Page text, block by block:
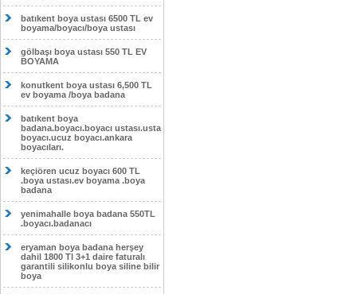
batıkent boya ustası 6500 TL ev
boyama/boyacı/boya ustası
gölbaşı boya ustası 550 TL EV
BOYAMA
konutkent boya ustası 6,500 TL
ev boyama /boya badana
batıkent boya
badana.boyacı.boyacı ustası.usta
boyacı.ucuz boyacı.ankara
boyacıları.
keçiören ucuz boyacı 600 TL
.boya ustası.ev boyama .boya
badana
yenimahalle boya badana 550TL
.boyacı.badanacı
eryaman boya badana herşey
dahil 1800 Tl 3+1 daire faturalı
garantili silikonlu boya siline bilir
boya